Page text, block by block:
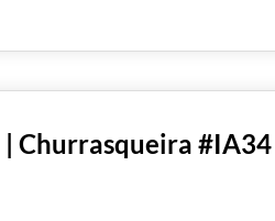
Churrasqueira #IA34